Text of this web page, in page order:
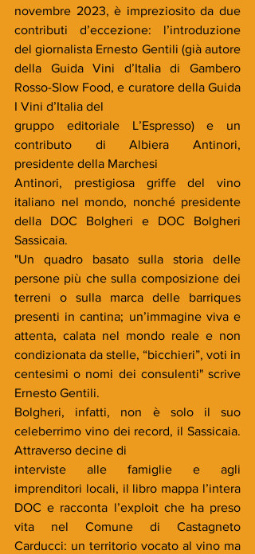
novembre 2023, è impreziosito da due
contributi d’eccezione: l’introduzione
del giornalista Ernesto Gentili (già autore
della Guida Vini d’Italia di Gambero
Rosso-Slow Food, e curatore della Guida
I Vini d’Italia del
gruppo editoriale L’Espresso) e un
contributo di Albiera Antinori,
presidente della Marchesi
Antinori, prestigiosa griffe del vino
italiano nel mondo, nonché presidente
della DOC Bolgheri e DOC Bolgheri
Sassicaia.
"Un quadro basato sulla storia delle
persone più che sulla composizione dei
terreni o sulla marca delle barriques
presenti in cantina; un’immagine viva e
attenta, calata nel mondo reale e non
condizionata da stelle, “bicchieri”, voti in
centesimi o nomi dei consulenti" scrive
Ernesto Gentili.
Bolgheri, infatti, non è solo il suo
celeberrimo vino dei record, il Sassicaia.
Attraverso decine di
interviste alle famiglie e agli
imprenditori locali, il libro mappa l’intera
DOC e racconta l’exploit che ha preso
vita nel Comune di Castagneto
Carducci: un territorio vocato al vino ma